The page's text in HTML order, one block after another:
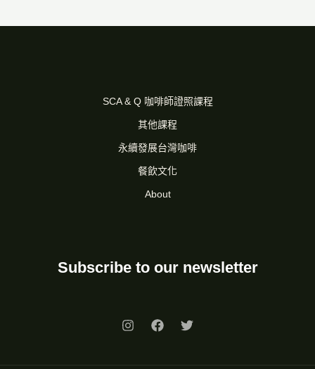
SCA & Q 咖啡師證照課程
其他課程
永續發展台灣咖啡
餐飲文化
About
Subscribe to our newsletter